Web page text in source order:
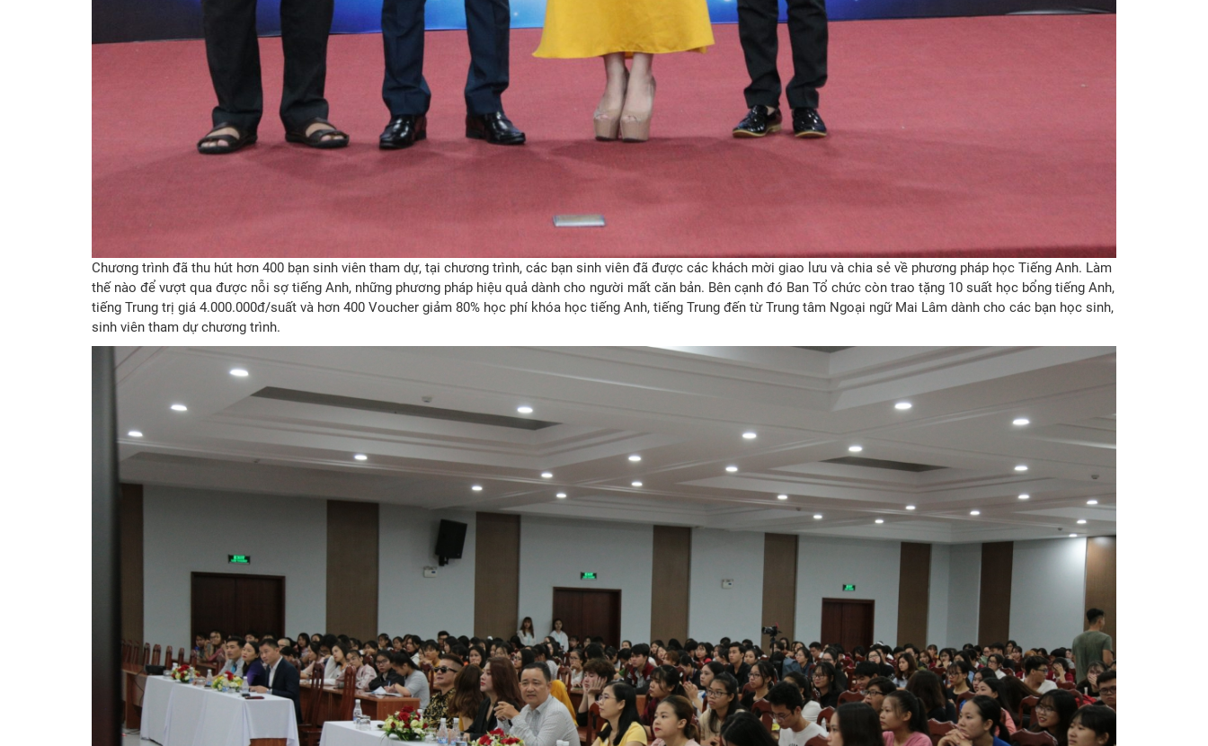
Chương trình đã thu hút hơn 400 bạn sinh viên tham dự, tại chương trình, các bạn sinh viên đã được các khách mời giao lưu và chia sẻ về phương pháp học Tiếng Anh. Làm
thế nào để vượt qua được nỗi sợ tiếng Anh, những phương pháp hiệu quả dành cho người mất căn bản. Bên cạnh đó Ban Tổ chức còn trao tặng 10 suất học bổng tiếng Anh,
tiếng Trung trị giá 4.000.000đ/suất và hơn 400 Voucher giảm 80% học phí khóa học tiếng Anh, tiếng Trung đến từ Trung tâm Ngoại ngữ Mai Lâm dành cho các bạn học sinh,
sinh viên tham dự chương trình.